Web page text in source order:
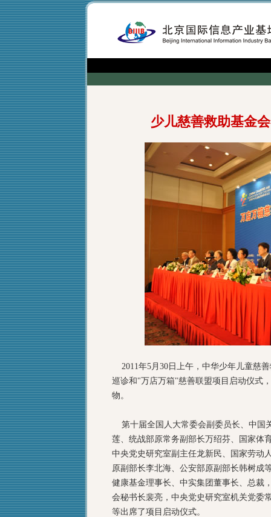
少儿慈善救助基金
2011年5月30日上午，中华少年儿童慈
巡诊和"万店万箱"慈善联盟项目启动仪式
物。
第十届全国人大常委会副委员长、中国
莲、统战部原常务副部长万绍芬、国家体
中央党史研究室副主任龙新民、国家劳动
原副部长李北海、公安部原副部长韩树成
健康基金理事长、中实集团董事长、总裁
会秘书长裴亮，中央党史研究室机关党委
等出席了项目启动仪式。